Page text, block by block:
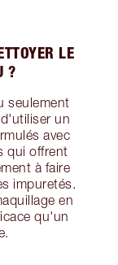
LE
?
seulement
un
avec
qui offrent
à faire
impuretés.
en
qu'un